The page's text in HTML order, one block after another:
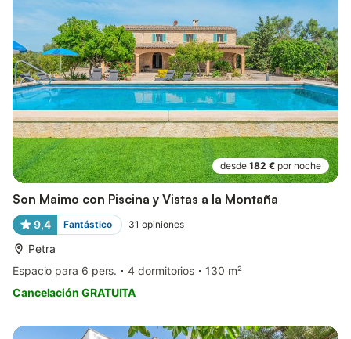
desde 182 € por noche
Son Maimo con Piscina y Vistas a la Montaña
9,4 Fantástico 31 opiniones
Petra
Espacio para 6 pers.
4 dormitorios
130 m²
Cancelación GRATUITA